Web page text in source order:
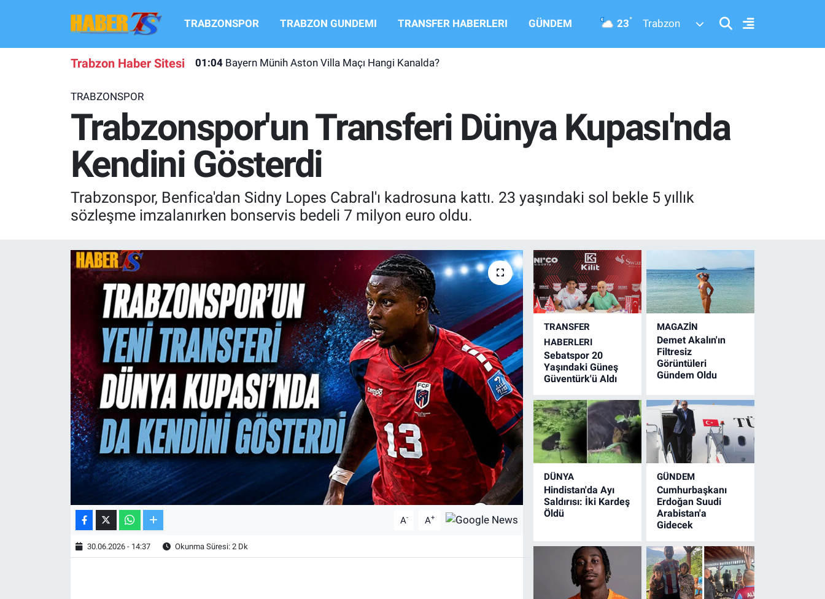
TRABZONSPOR TRABZON GUNDEMI TRANSFER HABERLERI GÜNDEM 23° Trabzon
Trabzon Haber Sitesi 01:04 Bayern Münih Aston Villa Maçı Hangi Kanalda?
TRABZONSPOR
Trabzonspor'un Transferi Dünya Kupası'nda
Kendini Gösterdi
Trabzonspor, Benfica'dan Sidny Lopes Cabral'ı kadrosuna kattı. 23 yaşındaki sol bekle 5 yıllık
sözleşme imzalanırken bonservis bedeli 7 milyon euro oldu.
A- A+
30.06.2026 - 14:37 Okunma Süresi: 2 Dk
TRANSFER
HABERLERI
Sebatspor 20
Yaşındaki Güneş
Güventürk'ü Aldı
MAGAZİN
Demet Akalın'ın
Filtresiz
Görüntüleri
Gündem Oldu
DÜNYA
Hindistan'da Ayı
Saldırısı: İki Kardeş
Öldü
GÜNDEM
Cumhurbaşkanı
Erdoğan Suudi
Arabistan'a
Gidecek
TRABZONSPOR
TRANSFER HABERLERI
KULİS MEYDANI
1461 TRABZON
ALT LIGLER
TV VE SİNEMA
SAĞLIK
KÜLTÜR SANAT
EKONOMİ
Hava Durumu
Süper Lig Puan Durumu ve Fikstür
Tüm Manşetler
Son Dakika Haberleri
Haber Arşivi